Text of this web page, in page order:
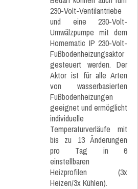
230-Volt-Ventilantriebe
und eine 230-Volt-
Umwälzpumpe mit dem
Homematic IP 230-Volt-
Fußbodenheizungsaktor
gesteuert werden. Der
Aktor ist für alle Arten
von wasserbasierten
Fußbodenheizungen
geeignet und ermöglicht
individuelle
Temperaturverläufe mit
bis zu 13 Änderungen
pro Tag in 6
einstellbaren
Heizprofilen (3x
Heizen/3x Kühlen).